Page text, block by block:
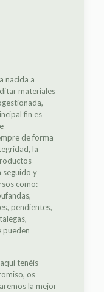
nacida a
materiales
fin es
de forma
la
seguido y
como:
pendientes,
pueden
tenéis
os
la mejor